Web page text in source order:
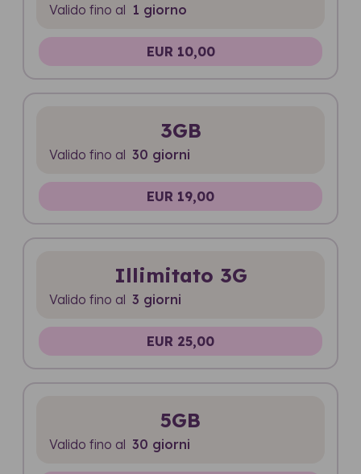
Valido fino al 1 giorno
EUR 10,00
3GB
Valido fino al 30 giorni
EUR 19,00
Illimitato 3G
Valido fino al 3 giorni
EUR 25,00
5GB
Valido fino al 30 giorni